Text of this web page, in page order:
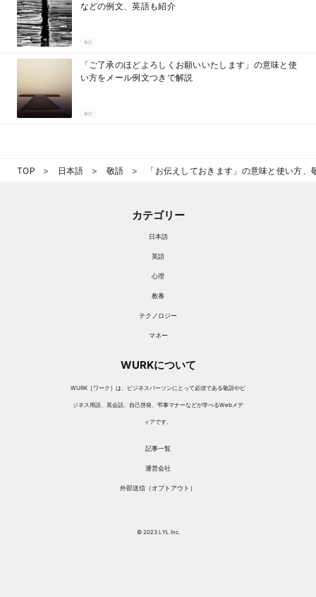
などの例文、英語も紹介
敬語
「ご了承のほどよろしくお願いいたします」の意味と使
い方をメール例文つきで解説
敬語
TOP 日本語 敬語 「お伝えしておきます」の意味と使い方
カテゴリー
日本語
英語
心理
教養
テクノロジー
マネー
WURKについて
WURK［ワーク］は、ビジネスパーソンにとって必須である敬語やビ
ジネス用語、英会話、自己啓発、弔事マナーなどが学べるWebメデ
ィアです。
記事一覧
運営会社
外部送信（オプトアウト）
© 2023 LYL Inc.